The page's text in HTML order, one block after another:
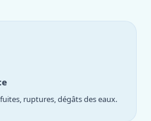
ruptures, dégâts des eaux.